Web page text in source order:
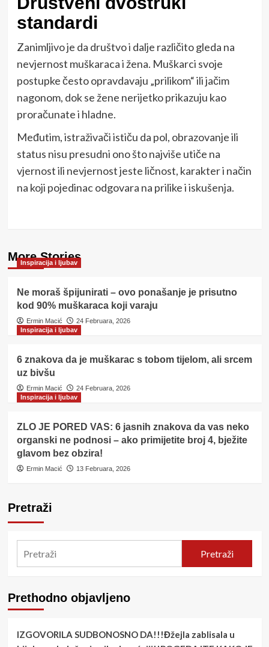
standardi
Zanimljivo je da društvo i dalje različito gleda na
nevjernost muškaraca i žena. Muškarci svoje
postupke često opravdavaju „prilikom“ ili jačim
nagonom, dok se žene nerijetko prikazuju kao
proračunate i hladne.
Međutim, istraživači ističu da pol, obrazovanje ili
status nisu presudni ono što najviše utiče na
vjernost ili nevjernost jeste ličnost, karakter i način
na koji pojedinac odgovara na prilike i iskušenja.
More Stories
Inspiracija i ljubav
Ne moraš špijunirati – ovo ponašanje je prisutno
kod 90% muškaraca koji varaju
Ermin Macić
24 Februara, 2026
Inspiracija i ljubav
6 znakova da je muškarac s tobom tijelom, ali srcem
uz bivšu
Ermin Macić
24 Februara, 2026
Inspiracija i ljubav
ZLO JE PORED VAS: 6 jasnih znakova da vas neko
organski ne podnosi – ako primijetite broj 4, bježite
glavom bez obzira!
Ermin Macić 13 Februara, 2026
Pretraži
Pretraži
Prethodno objavljeno
IZGOVORILA SUDBONOSNO DA!!!Đžejla zablisala u